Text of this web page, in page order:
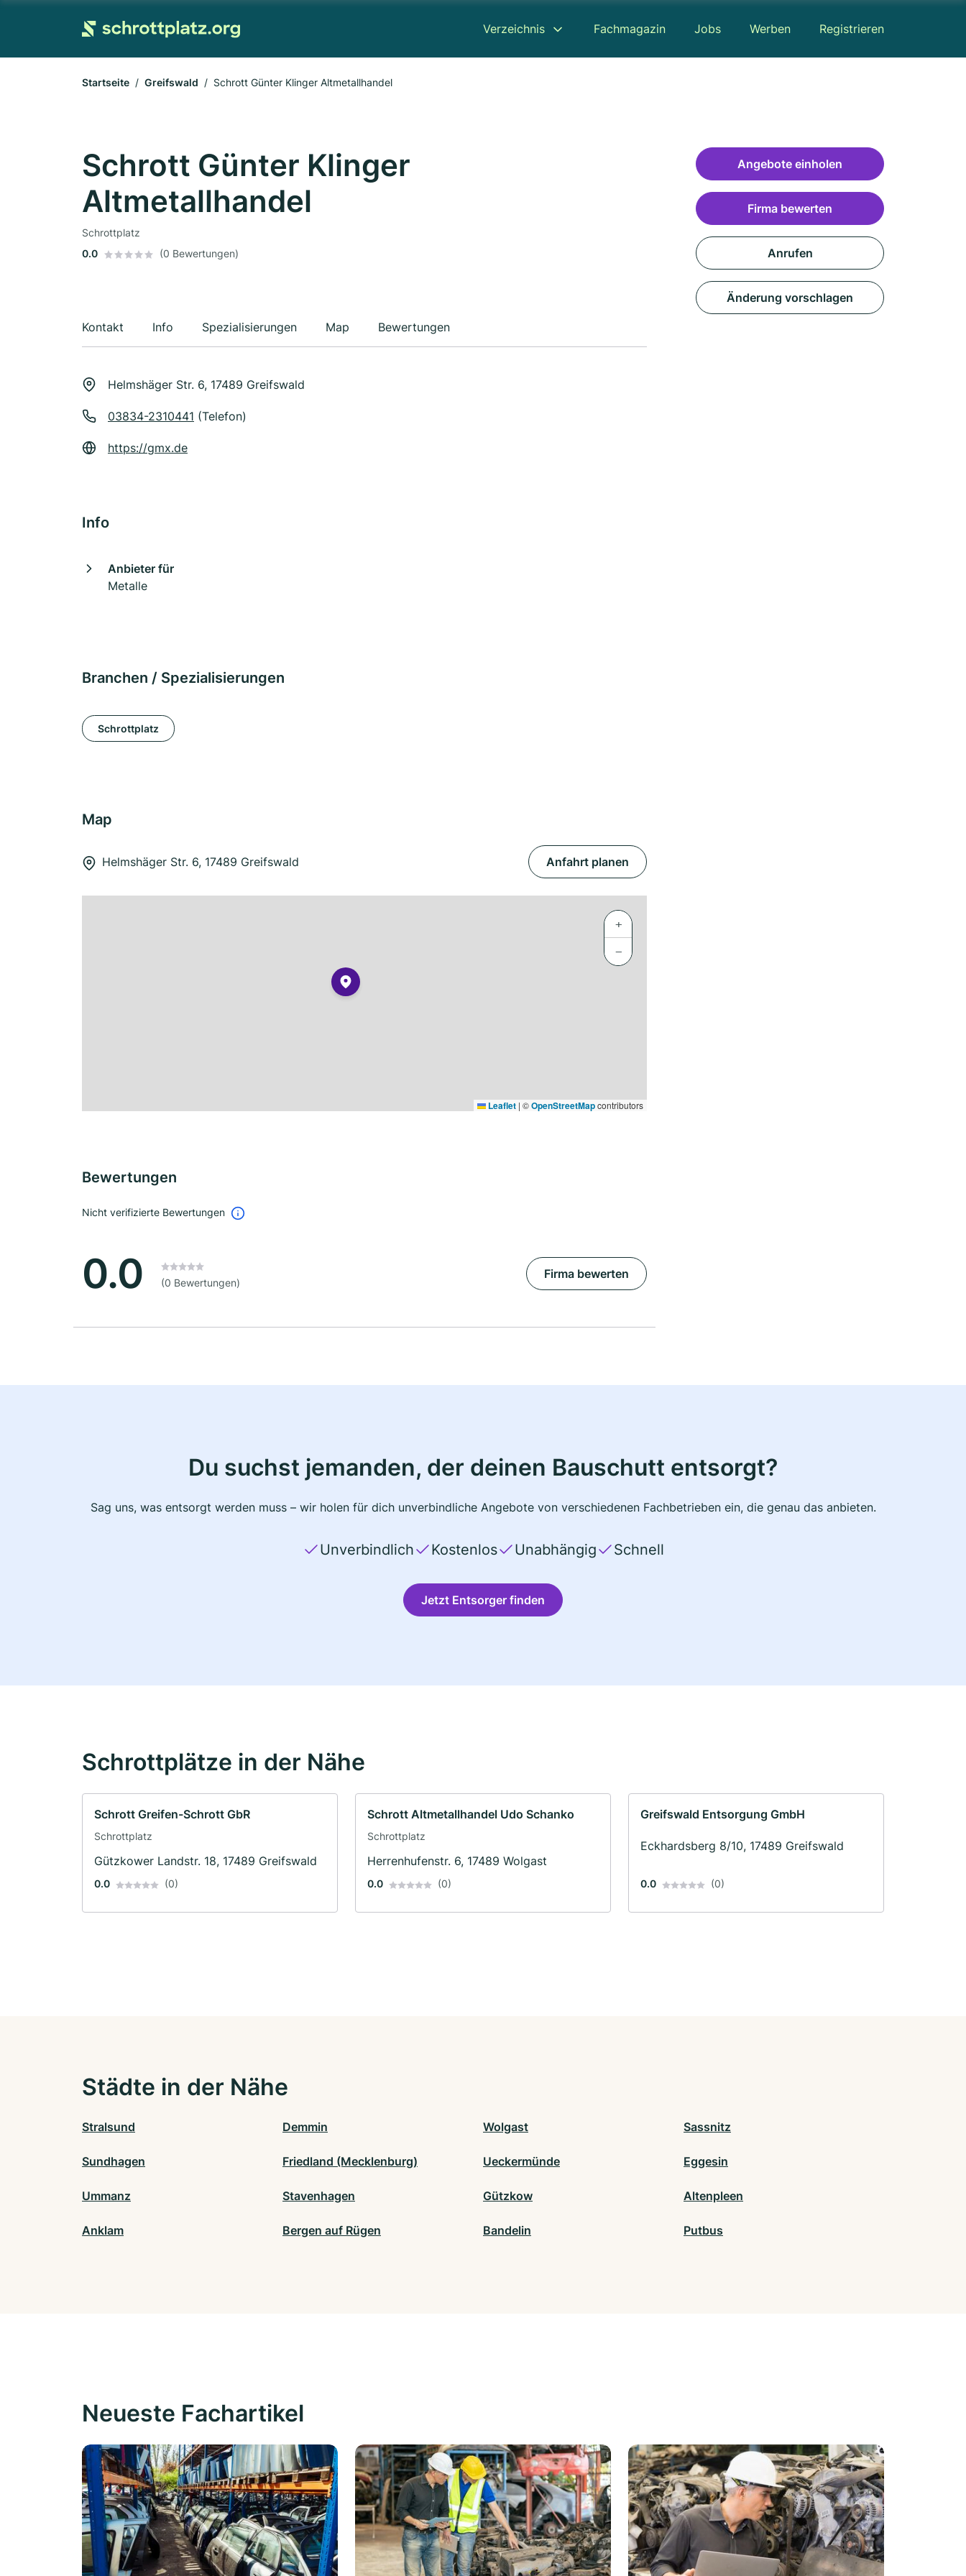
Verzeichnis Fachmagazin Jobs Werben Registrieren
Startseite Greifswald Schrott Günter Klinger Altmetallhandel
Schrott Günter Klinger
Altmetallhandel
Schrottplatz
0.0
(0 Bewertungen)
Kontakt Info Spezialisierungen Map Bewertungen
Helmshäger Str. 6, 17489 Greifswald
03834-2310441 (Telefon)
https://gmx.de
Info
Anbieter für
Metalle
Branchen / Spezialisierungen
Schrottplatz
Map
Helmshäger Str. 6, 17489 Greifswald Anfahrt planen
+
−
Leaflet | ©OpenStreetMapcontributors
Bewertungen
Nicht verifizierte Bewertungen
0.0 (0 Bewertungen)
Firma bewerten
Angebote einholen
Firma bewerten
Anrufen
Änderung vorschlagen
Du suchst jemanden, der deinen Bauschutt entsorgt?
Sag uns, was entsorgt werden muss – wir holen für dich unverbindliche Angebote von verschiedenen Fachbetrieben ein, die genau das anbieten.
Unverbindlich Kostenlos Unabhängig Schnell
Jetzt Entsorger finden
Schrottplätze in der Nähe
Schrott Greifen-Schrott GbR
Schrottplatz
Gützkower Landstr. 18, 17489 Greifswald
0.0 (0)
Schrott Altmetallhandel Udo Schanko
Schrottplatz
Herrenhufenstr. 6, 17489 Wolgast
0.0 (0)
Greifswald Entsorgung GmbH
Eckhardsberg 8/10, 17489 Greifswald
0.0 (0)
Städte in der Nähe
Stralsund Demmin Wolgast Sassnitz
Sundhagen Friedland (Mecklenburg) Ueckermünde Eggesin
Ummanz Stavenhagen Gützkow Altenpleen
Anklam Bergen auf Rügen Bandelin Putbus
Neueste Fachartikel